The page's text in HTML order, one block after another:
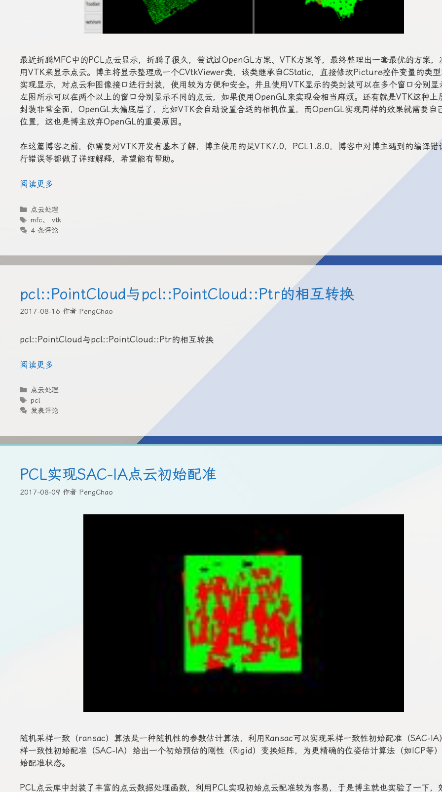
最近折腾MFC中的PCL点云显示，折腾了很久，尝试过OpenGL方案、VTK方案等，最终整理出一套最优的方案，
用VTK来显示点云。博主将显示整理成一个CVtkViewer类，该类继承自CStatic，直接修改Picture控件变量的类
实现显示，对点云和图像接口进行封装，使用较为方便和安全。并且使用VTK显示的类封装可以在多个窗口分别显
左图所示可以在两个以上的窗口分别显示不同的点云，如果使用OpenGL来实现会相当麻烦。还有就是VTK这种上
封装非常全面，OpenGL太偏底层了，比如VTK会自动设置合适的相机位置，而OpenGL实现同样的效果就需要自
位置，这也是博主放弃OpenGL的重要原因。
在这篇博客之前，你需要对VTK开发有基本了解，博主使用的是VTK7.0，PCL1.8.0，博客中对博主遇到的编译错
行错误等都做了详细解释，希望能有帮助。
阅读更多
分
类
点云处理
标
签
mfc、 vtk
4 条评论
pcl::PointCloud与pcl::PointCloud::Ptr的相互转换
2017-08-16 作者 PengChao
pcl::PointCloud与pcl::PointCloud::Ptr的相互转换
阅读更多
分
类
点云处理
标
签
pcl
发表评论
PCL实现SAC-IA点云初始配准
2017-08-09 作者 PengChao
随机采样一致（ransac）算法是一种随机性的参数估计算法，利用Ransac可以实现采样一致性初始配准（SAC-IA
样一致性初始配准（SAC-IA）给出一个初始预估的刚性（Rigid）变换矩阵，为更精确的位姿估计算法（如ICP等
始配准状态。
PCL点云库中封装了丰富的点云数据处理函数，利用PCL实现初始点云配准较为容易，于是博主就也实验了一下，